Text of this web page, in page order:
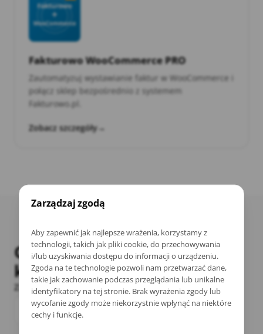
Zarządzaj zgodą
Aby zapewnić jak najlepsze wrażenia, korzystamy z
technologii, takich jak pliki cookie, do przechowywania
i/lub uzyskiwania dostępu do informacji o urządzeniu.
Zgoda na te technologie pozwoli nam przetwarzać dane,
takie jak zachowanie podczas przeglądania lub unikalne
identyfikatory na tej stronie. Brak wyrażenia zgody lub
wycofanie zgody może niekorzystnie wpłynąć na niektóre
cechy i funkcje.
Fakturowo WooCommerce PRO
Zautomatyzuj wystawianie faktur w WooCommerce i
połącz sklep bezpośrednio z systemem
Fakturowo.pl.
Zobacz szczegóły →
Opinie zadowolonych
klientów
Zaufało nam już ponad 1000 właścicieli sklepów!